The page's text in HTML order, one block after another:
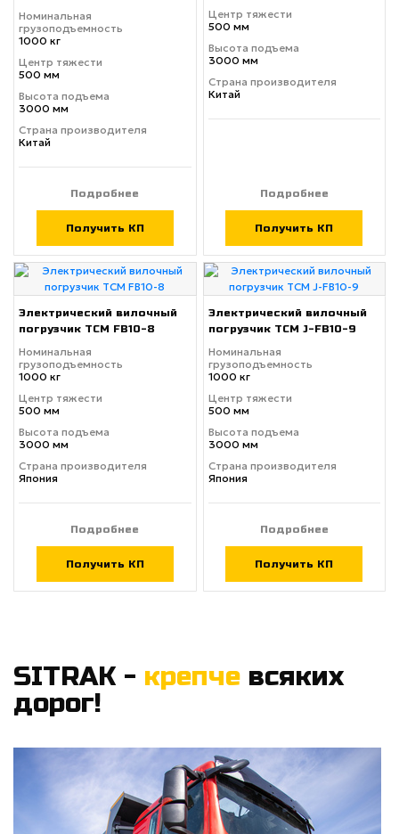
Номинальная
грузоподъемность
1000 кг
Центр тяжести
500 мм
Высота подъема
3000 мм
Страна производителя
Китай
Подробнее
Получить КП
Центр тяжести
500 мм
Высота подъема
3000 мм
Страна производителя
Китай
Подробнее
Получить КП
Электрический вилочный
погрузчик TCM FB10-8
Номинальная
грузоподъемность
1000 кг
Центр тяжести
500 мм
Высота подъема
3000 мм
Страна производителя
Япония
Подробнее
Получить КП
Электрический вилочный
погрузчик TCM J-FB10-9
Номинальная
грузоподъемность
1000 кг
Центр тяжести
500 мм
Высота подъема
3000 мм
Страна производителя
Япония
Подробнее
Получить КП
SITRAK - крепче всяких
дорог!